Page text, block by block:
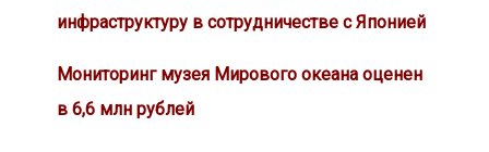
инфраструктуру в сотрудничестве с Японией
Мониторинг музея Мирового океана оценен
в 6,6 млн рублей